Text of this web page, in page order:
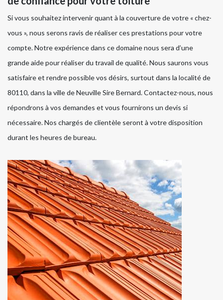
Si vous souhaitez intervenir quant à la couverture de votre « chez-
vous », nous serons ravis de réaliser ces prestations pour votre
compte. Notre expérience dans ce domaine nous sera d’une
grande aide pour réaliser du travail de qualité. Nous saurons vous
satisfaire et rendre possible vos désirs, surtout dans la localité de
80110, dans la ville de Neuville Sire Bernard. Contactez-nous, nous
répondrons à vos demandes et vous fournirons un devis si
nécessaire. Nos chargés de clientèle seront à votre disposition
durant les heures de bureau.